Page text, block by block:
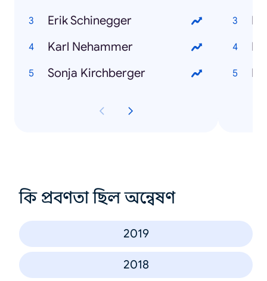
Erik Schinegger
Karl Nehammer
Sonja Kirchberger
কি প্রবণতা ছিল অন্বেষণ
2019
2018